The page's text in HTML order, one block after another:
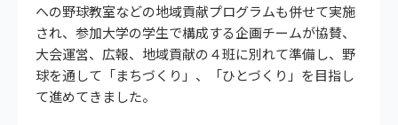
への野球教室などの地域貢献プログラムも併せて実施
され、参加大学の学生で構成する企画チームが協賛、
大会運営、広報、地域貢献の４班に別れて準備し、野
球を通して「まちづくり」、「ひとづくり」を目指し
て進めてきました。